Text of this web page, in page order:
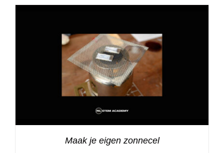
Maak je eigen zonnecel